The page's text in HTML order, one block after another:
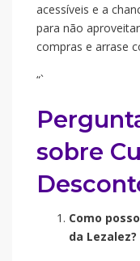
acessíveis e a
para não
compras e arrase
“`
sobre
Como
da Lezalez?